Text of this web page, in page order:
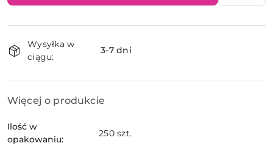
i
dostawa
Wysyłka w
ciągu:
3-7 dni
Więcej o produkcie
Ilość w
opakowaniu:
250 szt.